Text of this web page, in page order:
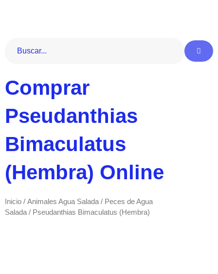
Comprar
Pseudanthias
Bimaculatus
(Hembra) Online
Inicio / Animales Agua Salada / Peces de Agua
Salada / Pseudanthias Bimaculatus (Hembra)